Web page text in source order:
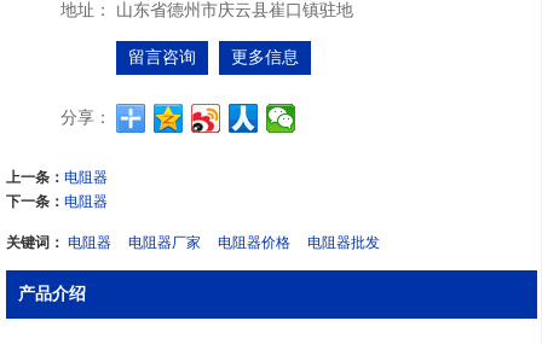
地址：
山东省德州市庆云县崔口镇驻地
留言咨询 更多信息
分享：
上一条： 电阻器
下一条： 电阻器
关键词： 电阻器 电阻器厂家 电阻器价格 电阻器批发
产品介绍